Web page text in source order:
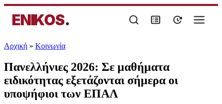
ENIKOS.
Αρχική » Κοινωνία
Πανελλήνιες 2026: Σε μαθήματα
ειδικότητας εξετάζονται σήμερα οι
υποψήφιοι των ΕΠΑΛ